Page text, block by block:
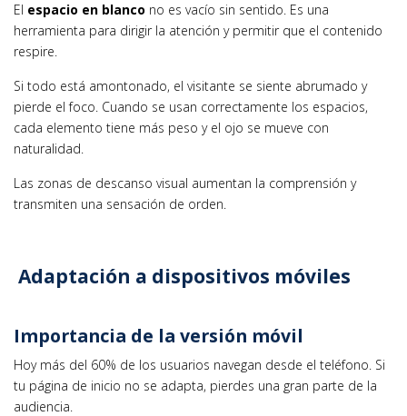
El espacio en blanco no es vacío sin sentido. Es una
herramienta para dirigir la atención y permitir que el contenido
respire.
Si todo está amontonado, el visitante se siente abrumado y
pierde el foco. Cuando se usan correctamente los espacios,
cada elemento tiene más peso y el ojo se mueve con
naturalidad.
Las zonas de descanso visual aumentan la comprensión y
transmiten una sensación de orden.
Adaptación a dispositivos móviles
Importancia de la versión móvil
Hoy más del 60% de los usuarios navegan desde el teléfono. Si
tu página de inicio no se adapta, pierdes una gran parte de la
audiencia.